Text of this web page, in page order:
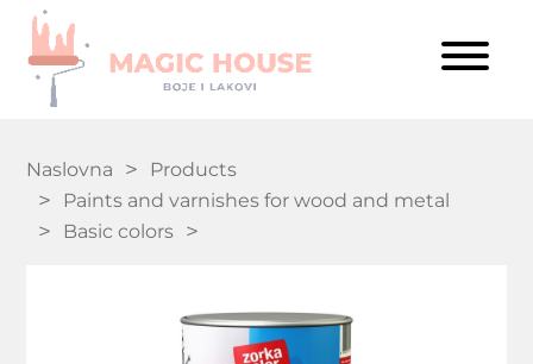
Naslovna
Products
Paints and varnishes for wood and metal
Basic colors